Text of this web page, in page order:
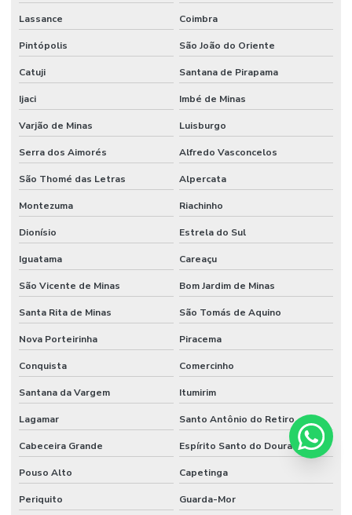
Lassance Coimbra
Pintópolis São João do Oriente
Catuji Santana de Pirapama
Ijaci Imbé de Minas
Varjão de Minas Luisburgo
Serra dos Aimorés Alfredo Vasconcelos
São Thomé das Letras Alpercata
Montezuma Riachinho
Dionísio Estrela do Sul
Iguatama Careaçu
São Vicente de Minas Bom Jardim de Minas
Santa Rita de Minas São Tomás de Aquino
Nova Porteirinha Piracema
Conquista Comercinho
Santana da Vargem Itumirim
Lagamar Santo Antônio do Retiro
Cabeceira Grande Espírito Santo do Dourado
Pouso Alto Capetinga
Periquito Guarda-Mor